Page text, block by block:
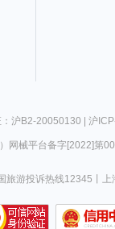
：沪B2-20050130 | 沪
）网械平台备字[2022]第
旅游投诉热线12345